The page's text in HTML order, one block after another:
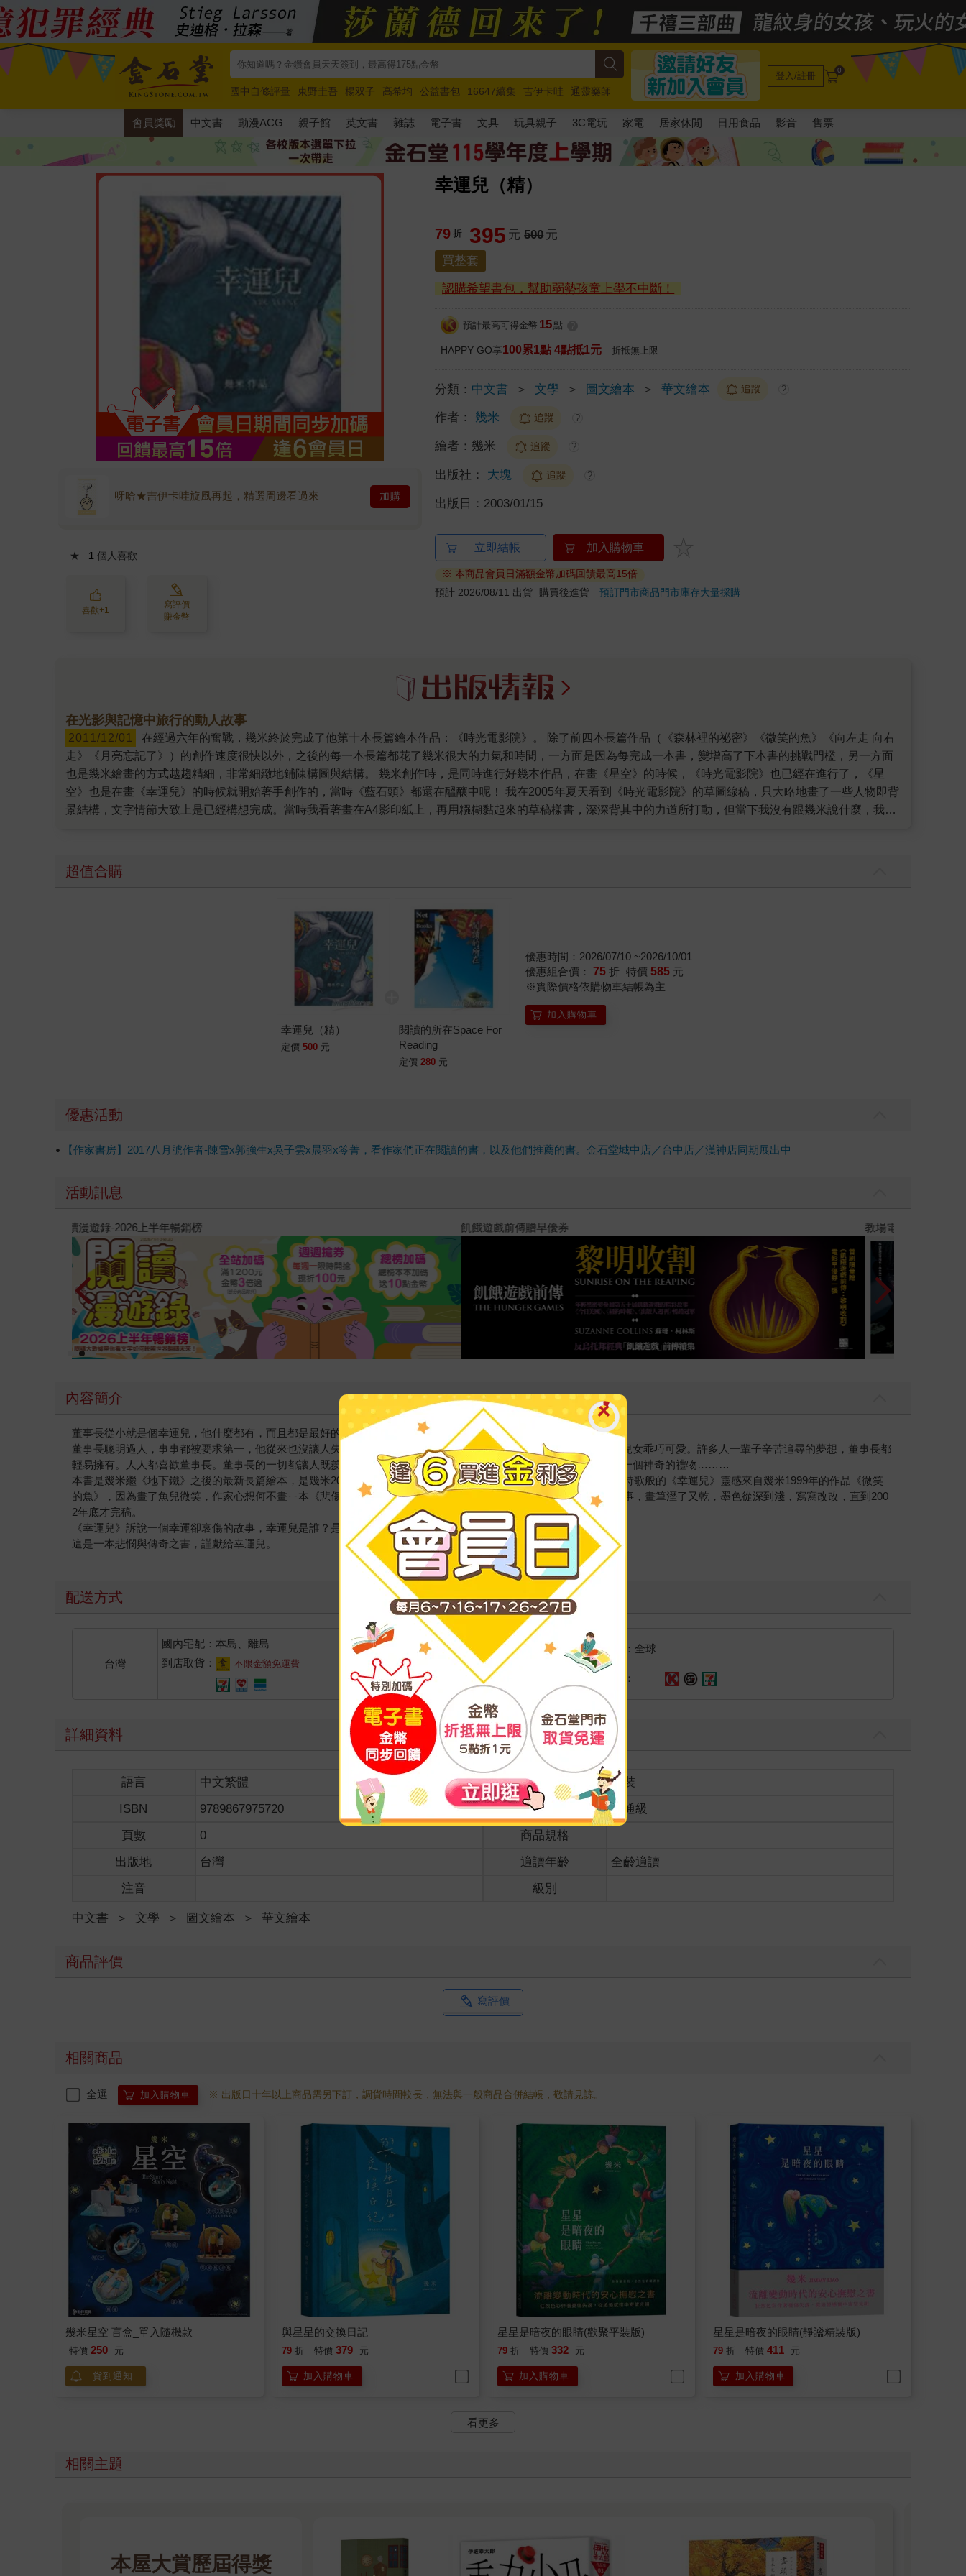
國中自修評量 東野圭吾 楊双子 高希均 公益書包 16647續集 吉伊卡哇
通靈藥師
唯紅花綻放
奧德賽 路邊攤新作 馬斯克 玩具總動員5 超慢跑
登入/註冊 0
會員獎勵 中文書 動漫ACG 親子館 英文書 雜誌 電子書 文具 玩具親子 3C電玩 家電 居家休閒 日用食品 影音 售票
幸運兒（精）
呀哈★吉伊卡哇旋風再起，精選周邊看過來 加購
★ 1 個人喜歡
喜歡+1
寫評價
賺金幣
79 折 395 元 500 元
買整套
認購希望書包，幫助弱勢孩童上學不中斷！
預計最高可得金幣 15 點
HAPPY GO享100累1點 4點抵1元 折抵無上限
分類： 中文書 ＞ 文學 ＞ 圖文繪本 ＞ 華文繪本 追蹤 ?
作者： 幾米 追蹤 ?
繪者： 幾米 追蹤 ?
出版社： 大塊 追蹤 ?
出版日： 2003/01/15
立即結帳 加入購物車
※ 本商品會員日滿額金幣加碼回饋最高15倍
預計 2026/08/11 出貨
購買後進貨預訂門市商品門市庫存大量採購
在光影與記憶中旅行的動人故事
2011/12/01
走》《月亮忘記了》）的創作速度很快以外，之後的每一本長篇都花了幾米很大的力氣和時間，一方面是因為每完成一本書，變增高了下本書的挑戰門檻，另一方面
也是幾米繪畫的方式越趨精細，非常細緻地鋪陳構圖與結構。 幾米創作時，是同時進行好幾本作品，在畫《星空》的時候，《時光電影院》也已經在進行了，《星
空》也是在畫《幸運兒》的時候就開始著手創作的，當時《藍石頭》都還在醞釀中呢！ 我在2005年夏天看到《時光電影院》的草圖線稿，只大略地畫了一些人物即背
景結構，文字情節大致上是已經構想完成。當時我看著畫在A4影印紙上，再用糨糊黏起來的草稿樣書，深深背其中的力道所打動，但當下我沒有跟幾米說什麼，我被
米是說，他正在進行另一本青少年逃亡的故事，那故事它經營很久了，最近想到可以怎樣好好講這個故事，我說，那關於電影院的那個呢？幾米笑笑沒說什麼。青少
年逃亡的故事，就是後來大家知道的《星空》，當然是很棒作品，最近拍成電影上映，口碑非常好。但我還是一直惦念著這個好多年前便一直迷魅著我的故事，而終
規格。故事從一位小女孩一直發展到長大、談戀愛、結婚、生女、變成老太太，我們都開玩笑說這是女主角的演技大挑戰，要從小朋友演到老太太呀。 《時光電影
院》承蒙許多電影導演、影評人推薦，這是幾米作品第一次在出版前便找推薦人，幾米很不好意思麻煩別人，但這部作品是獻給電影的，所以我們還是先找一些電影
創作者來先睹為快，非常感謝這些導演與影評人的喜愛和推薦，期待這部作品會像一部經典賣座電影一般感動許多讀者。
超值合購
幸運兒（精）
定價 500 元
閱讀的所在Space For
Reading
定價 280 元
優惠時間：2026/07/10 ~2026/10/01
優惠組合價： 75 折 特價 585 元
※實際價格依購物車結帳為主
加入購物車
優惠活動
【作家書房】2017八月號作者-陳雪x郭強生x吳子雲x晨羽x笭菁，看作家們正在閱讀的書，以及他們推薦的書。金石堂城中店／台中店／漢神店同期展出中
活動訊息
教場電影版 十字殺手【艾迪．弗林系列 前傳】 世界上最透明
內容簡介
董事長從小就是個幸運兒，他什麼都有，而且都是最好的。
董事長聰明過人，事事都被要求第一，他從來也沒讓人失望過。董事長又帥又能幹，父母優雅開明，太太美麗賢淑，兒女乖巧可愛。許多人一輩子辛苦追尋的夢想，董事長都
輕易擁有。人人都喜歡董事長。董事長的一切都讓人既羨慕又忌妒，但更讓人受不了的是，有一天，上蒼忽然賜給他一個神奇的禮物………
本書是幾米繼《地下鐵》之後的最新長篇繪本，是幾米2003年的新春獻禮。繪本詩人的長篇故事，一向說得精彩，如詩歌般的《幸運兒》靈感來自幾米1999年的作品《微笑
的魚》，因為畫了魚兒微笑，作家心想何不畫ㄧ本《悲傷的鳥》？故事不斷發酵，到了2001年，幾米開始著手這個故事，畫筆溼了又乾，墨色從深到淺，寫寫改改，直到200
2年底才完稿。
《幸運兒》訴說一個幸運卻哀傷的故事，幸運兒是誰？是幾米？或是你我？
這是一本悲憫與傳奇之書，謹獻給幸運兒。
配送方式
台灣
國內宅配：本島、離島
到店取貨：
不限金額免運費
國際快遞：全球
港澳店取：
詳細資料
語言 中文繁體 裝訂
精裝
ISBN
9789867975720 分級
普通級
頁數
0
商品規格
出版地
台灣 適讀年齡
全齡適讀
注音
級別
中文書 ＞ 文學 ＞ 圖文繪本 ＞ 華文繪本
商品評價
寫評價
相關商品
全選 加入購物車 ※ 出版日十年以上商品需另下訂，調貨時間較長，無法與一般商品合併結帳，敬請見諒。
幾米星空 盲盒_單入隨機款
特價 250 元
貨到通知
與星星的交換日記
79 折 特價 379 元
加入購物車
星星是暗夜的眼睛(歡聚平裝版)
79 折 特價 332 元
加入購物車
星星是暗夜的眼睛(靜謐精裝版)
79 折 特價 411 元
加入購物車
看更多
相關主題
本屋大賞歷屆得獎